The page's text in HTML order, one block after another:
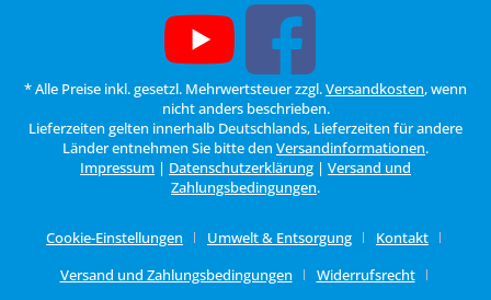
* Alle Preise inkl. gesetzl. Mehrwertsteuer zzgl.Versandkosten, wenn
nicht anders beschrieben.
Lieferzeiten gelten innerhalb Deutschlands, Lieferzeiten für andere
Länder entnehmen Sie bitte den Versandinformationen.
Impressum | Datenschutzerklärung | Versand und
Zahlungsbedingungen.
Cookie-Einstellungen Umwelt & Entsorgung
Kontakt
Versand und Zahlungsbedingungen
Widerrufsrecht